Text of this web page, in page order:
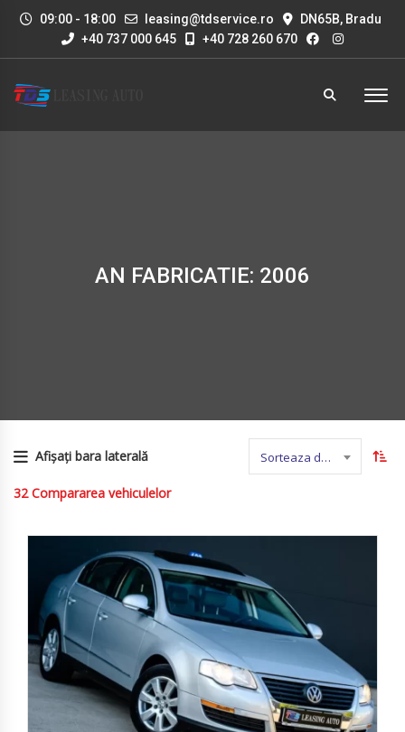
09:00 - 18:00 leasing@tdservice.ro
DN65B, Bradu
+40 737 000 645
+40 728 260 670
AN FABRICATIE: 2006
Afișați bara laterală Sorteaza dupa nume
32 Compararea vehiculelor